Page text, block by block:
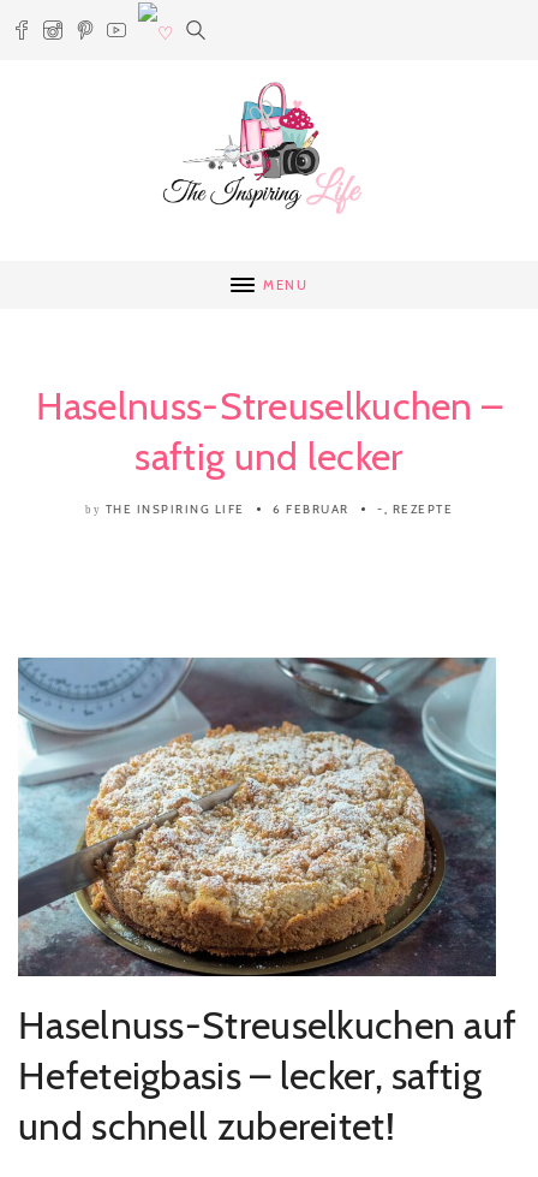
MENU
Haselnuss-Streuselkuchen –
saftig und lecker
by THE INSPIRING LIFE 6 FEBRUAR -, REZEPTE
Haselnuss-Streuselkuchen auf
Hefeteigbasis – lecker, saftig
und schnell zubereitet!